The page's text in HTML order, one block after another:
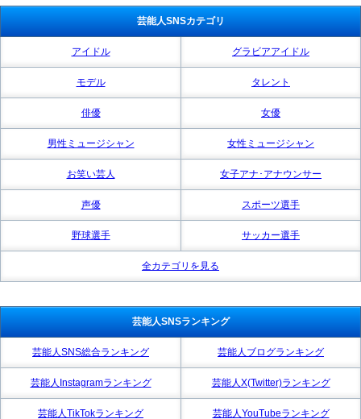
芸能人SNSカテゴリ
アイドル グラビアアイドル
モデル タレント
俳優 女優
男性ミュージシャン 女性ミュージシャン
お笑い芸人 女子アナ･アナウンサー
声優 スポーツ選手
野球選手 サッカー選手
全カテゴリを見る
芸能人SNSランキング
芸能人SNS総合ランキング 芸能人ブログランキング
芸能人Instagramランキング 芸能人X(Twitter)ランキング
芸能人TikTokランキング 芸能人YouTubeランキング